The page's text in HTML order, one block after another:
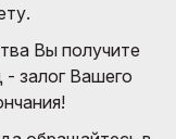
Вы получите
залог Вашего